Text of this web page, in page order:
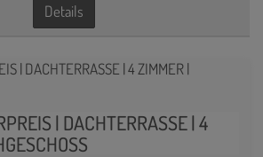
Details
| DACHTERRASSE | 4